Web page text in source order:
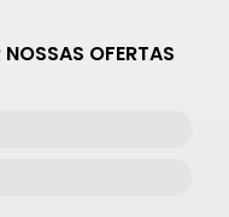
OFERTAS